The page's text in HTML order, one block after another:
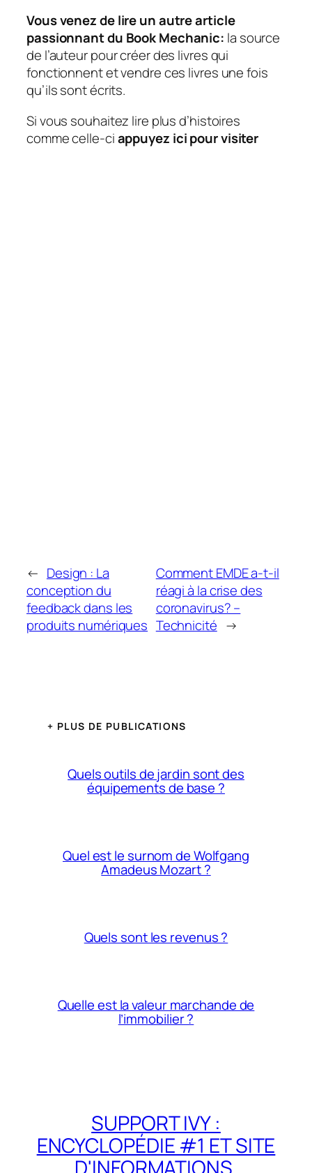
Vous venez de lire un autre article
passionnant du Book Mechanic: la source
de l’auteur pour créer des livres qui
fonctionnent et vendre ces livres une fois
qu’ils sont écrits.
Si vous souhaitez lire plus d’histoires
comme celle-ciappuyez ici pour visiter
← Design : La
conception du
feedback dans les
produits numériques
Comment EMDE a-t-il
réagi à la crise des
coronavirus? –
Technicité →
+ PLUS DE PUBLICATIONS
Quels outils de jardin sont des
équipements de base ?
Quel est le surnom de Wolfgang
Amadeus Mozart ?
Quels sont les revenus ?
Quelle est la valeur marchande de
l’immobilier ?
SUPPORT IVY :
ENCYCLOPÉDIE #1 ET SITE